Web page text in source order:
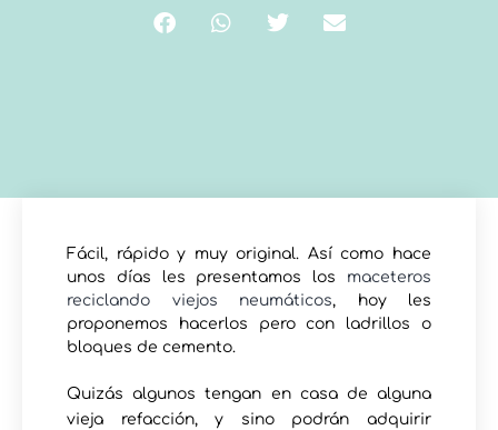
Fácil, rápido y muy original. Así como hace
unos días les presentamos los maceteros
reciclando viejos neumáticos, hoy les
proponemos hacerlos pero con ladrillos o
bloques de cemento.
Quizás algunos tengan en casa de alguna
vieja refacción, y sino podrán adquirir